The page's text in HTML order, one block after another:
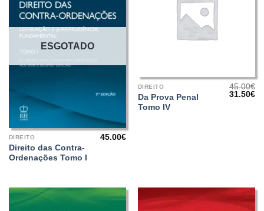
ESGOTADO
DIREITO
Direito das Contra-
Ordenações Tomo I
45.00€
DIREITO
Da Prova Penal
Tomo IV
45.00€
O
31.50€O